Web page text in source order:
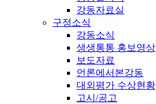
강동자료실
구정소식
강동소식
생생통통 홍보영상
보도자료
언론에서본강동
대외평가 수상현황
고시/공고